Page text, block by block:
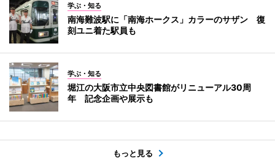
学ぶ・知る
南海難波駅に「南海ホークス」カラーのサザン 復
刻ユニ着た駅員も
学ぶ・知る
堀江の大阪市立中央図書館がリニューアル30周
年 記念企画や展示も
もっと見る